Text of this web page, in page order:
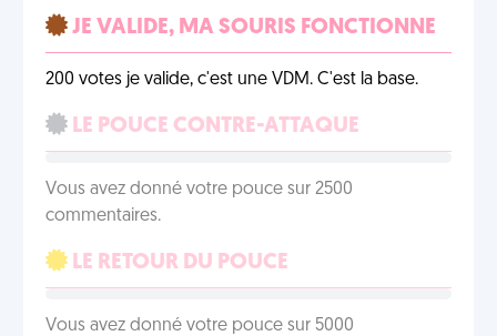
JE VALIDE, MA SOURIS FONCTIONNE
200 votes je valide, c'est une VDM. C'est la base.
LE POUCE CONTRE-ATTAQUE
Vous avez donné votre pouce sur 2500
commentaires.
LE RETOUR DU POUCE
Vous avez donné votre pouce sur 5000